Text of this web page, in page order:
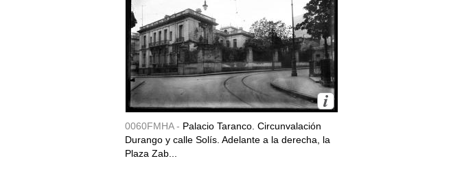
0060FMHA - Palacio Taranco. Circunvalación
Durango y calle Solís. Adelante a la derecha, la
Plaza Zab...